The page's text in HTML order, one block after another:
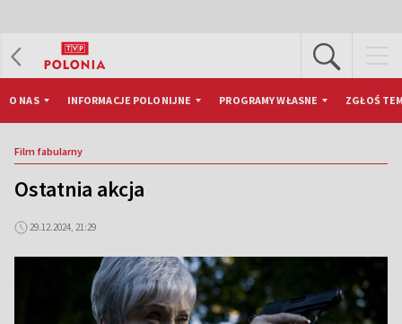
O NAS INFORMACJE POLONIJNE PROGRAMY WŁASNE ZGŁOŚ
Film fabularny
Ostatnia akcja
29.12.2024, 21:29